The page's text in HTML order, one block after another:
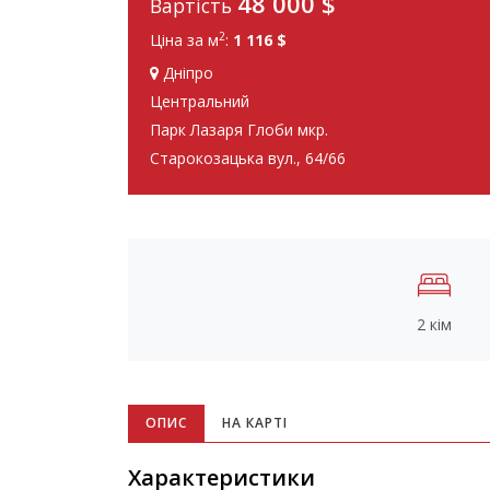
Вартість
Ціна за м2: 1 116 $
Дніпро
Центральний
Парк Лазаря Глоби мкр.
Старокозацька вул., 64/66
2 кім
ОПИС НА КАРТІ
Характеристики